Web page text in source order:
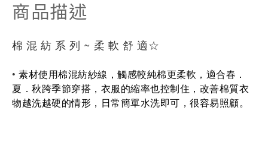
商品描述
棉 混 紡 系 列 ~ 柔 軟 舒 適☆
• 素材使用棉混紡紗線，觸感較純棉更柔軟，適合春．
夏．秋跨季節穿搭，衣服的縮率也控制住，改善棉質衣
物越洗越硬的情形，日常簡單水洗即可，很容易照顧。